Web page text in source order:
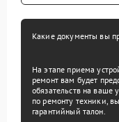
Какие документы вы
На этапе приема
ремонт вам будет
обязательств на ваше
по ремонту техники,
гарантийный талон.